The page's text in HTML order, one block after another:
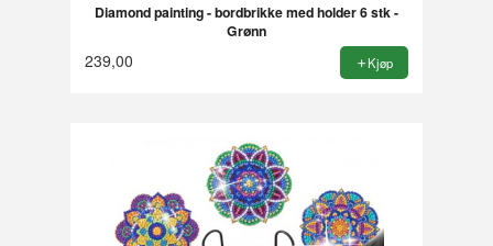
Diamond painting - bordbrikke med holder 6 stk -
Grønn
239,00 Kjøp